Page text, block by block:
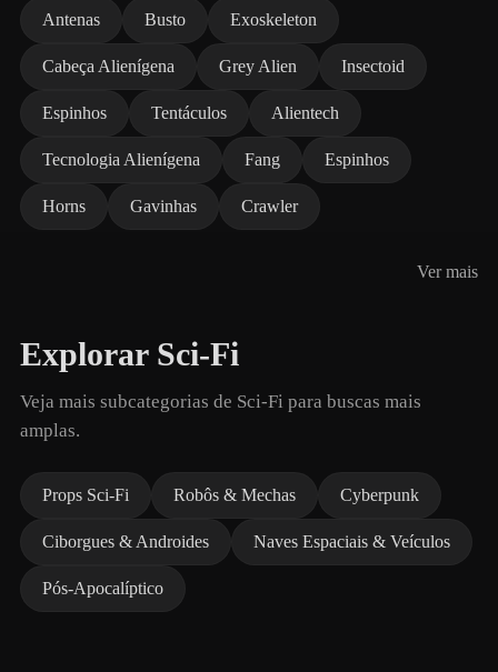
Antenas Busto Exoskeleton
Cabeça Alienígena Grey Alien Insectoid
Espinhos Tentáculos Alientech
Tecnologia Alienígena Fang Espinhos
Horns Gavinhas Crawler
Ver mais
Explorar Sci-Fi
Veja mais subcategorias de Sci-Fi para buscas mais
amplas.
Props Sci-Fi Robôs & Mechas Cyberpunk
Ciborgues & Androides Naves Espaciais & Veículos
Pós-Apocalíptico